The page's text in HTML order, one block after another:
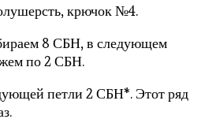
крючок №4.
8 СБН, в следующем
по 2 СБН.
петли 2 СБН*. Этот ряд